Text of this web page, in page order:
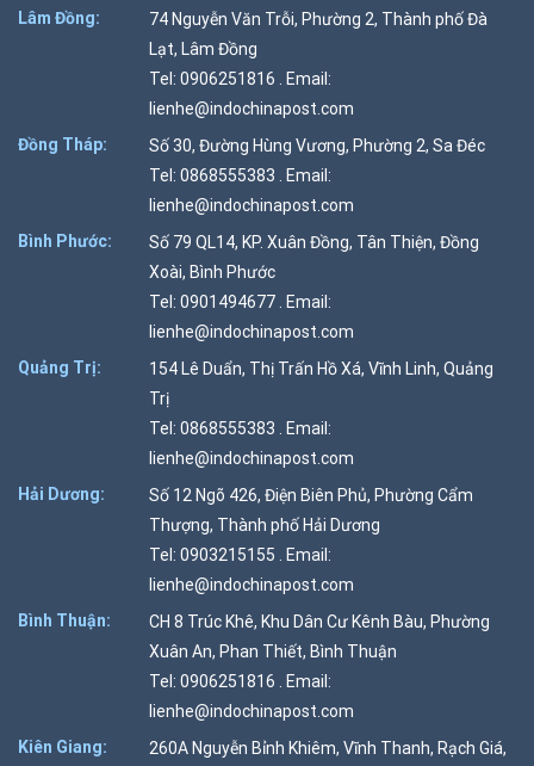
Lâm Đồng:
74 Nguyễn Văn Trỗi, Phường 2, Thành phố Đà
Lạt, Lâm Đồng
Tel: 0906251816 . Email:
lienhe@indochinapost.com
Đồng Tháp:
Số 30, Đường Hùng Vương, Phường 2, Sa Đéc
Tel: 0868555383 . Email:
lienhe@indochinapost.com
Bình Phước:
Số 79 QL14, KP. Xuân Đồng, Tân Thiện, Đồng
Xoài, Bình Phước
Tel: 0901494677 . Email:
lienhe@indochinapost.com
Quảng Trị:
154 Lê Duẩn, Thị Trấn Hồ Xá, Vĩnh Linh, Quảng
Trị
Tel: 0868555383 . Email:
lienhe@indochinapost.com
Hải Dương:
Số 12 Ngõ 426, Điện Biên Phủ, Phường Cẩm
Thượng, Thành phố Hải Dương
Tel: 0903215155 . Email:
lienhe@indochinapost.com
Bình Thuận:
CH 8 Trúc Khê, Khu Dân Cư Kênh Bàu, Phường
Xuân An, Phan Thiết, Bình Thuận
Tel: 0906251816 . Email:
lienhe@indochinapost.com
Kiên Giang:
260A Nguyễn Bỉnh Khiêm, Vĩnh Thanh, Rạch Giá,